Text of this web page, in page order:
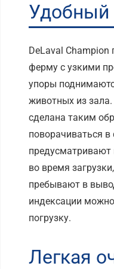
Удобный
DeLaval Champion
ферму с узкими
упоры
животных из
сделана таким
поворачиваться в
предусматривают
во время
пребывают в
индексации
погрузку.
Легкая